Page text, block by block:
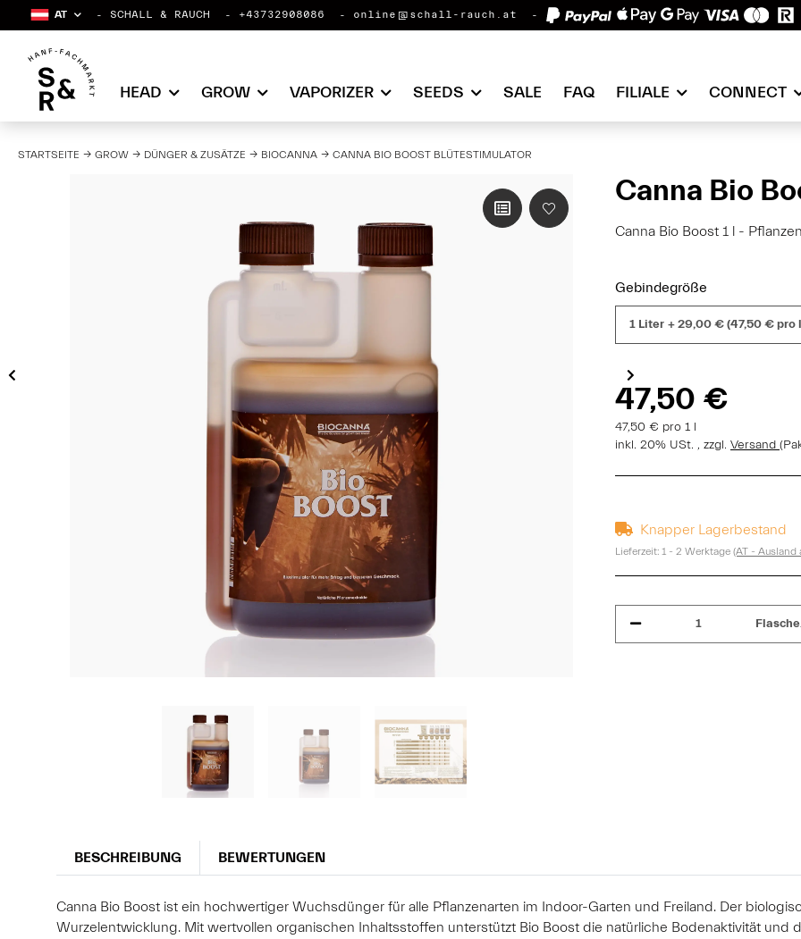
AT SCHALL & RAUCH +43732908086 online@schall-rauch.at
HEAD GROW VAPORIZER SEEDS SALE FAQ FILIALE CONNECT
STARTSEITE GROW DÜNGER & ZUSÄTZE BIOCANNA CANNA BIO BOOST BLÜTESTIMULATOR
Canna Bio
Canna Bio Boost 1 l -
Gebindegröße
1 Liter + 29,00 € (47,50 € pro
47,50 €
47,50 € pro 1 l
inkl. 20% USt. , zzgl. Versand
Knapper Lagerbestand
Lieferzeit: 1 - 2 Werktage (AT - Ausland
BESCHREIBUNG BEWERTUNGEN
Canna Bio Boost ist ein hochwertiger Wuchsdünger für alle Pflanzenarten im Indoor-Garten und Freiland. Der
Wurzelentwicklung. Mit wertvollen organischen Inhaltsstoffen unterstützt Bio Boost die natürliche Bodenaktivität und